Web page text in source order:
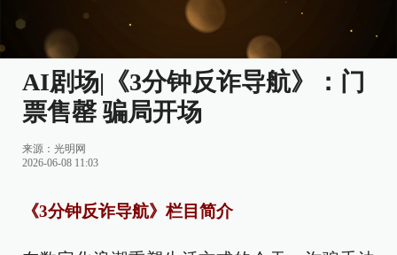
AI剧场|《3分钟反诈导航》：门
票售罄 骗局开场
来源：光明网
2026-06-08 11:03
《3分钟反诈导航》栏目简介